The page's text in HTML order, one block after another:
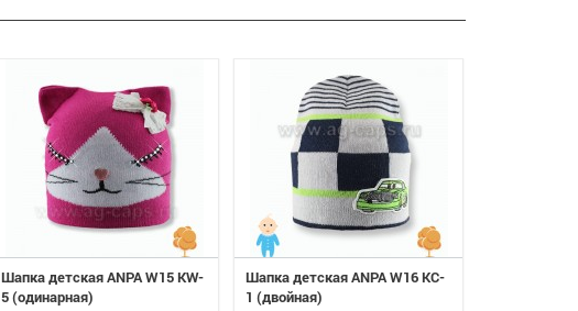
Шапка детская ANPA W15 KW-
5 (одинарная)
Шапка детская ANPA W16 KC-
1 (двойная)